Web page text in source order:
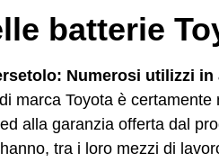
batterie
Numerosi utilizzi in
marca Toyota è
alla garanzia offerta dal
tra i loro mezzi di